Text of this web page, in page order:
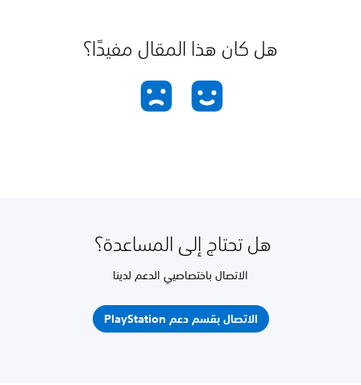
هل كان هذا المقال مفيدًا؟
هل تحتاج إلى المساعدة؟
الاتصال باختصاصيي الدعم لدينا
الاتصال بقسم دعم PlayStation